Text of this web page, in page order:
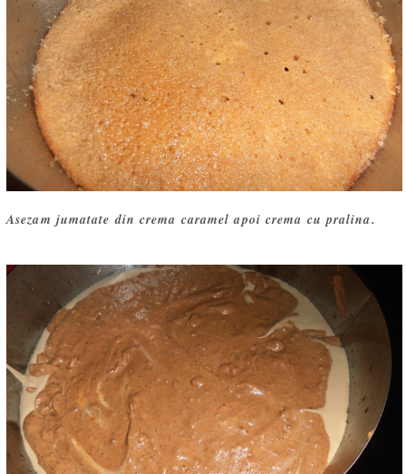
Asezam jumatate din crema caramel apoi crema cu pralina.